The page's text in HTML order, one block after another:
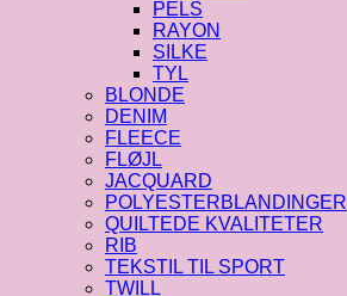
PELS
RAYON
SILKE
TYL
BLONDE
DENIM
FLEECE
FLØJL
JACQUARD
POLYESTERBLANDINGER
QUILTEDE KVALITETER
RIB
TEKSTIL TIL SPORT
TWILL